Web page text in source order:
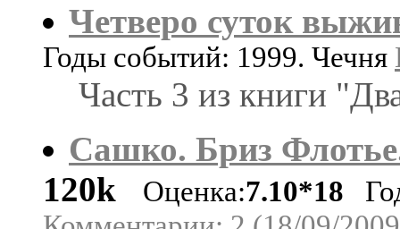
Четверо суток
Годы событий: 1999. Чечня
Часть 3 из книги
Сашко. Бриз
120k
Оценка:7.10*18